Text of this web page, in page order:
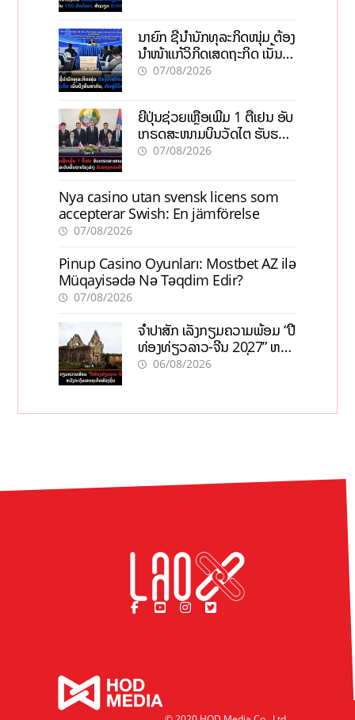
ນາຍົກ ຊີ້ນຳນັກທຸລະກິດໜຸ່ມ ຕ້ອງ
ນຳໜ້າແກ້ວິກິດເສດຖະກິດ ເນັ້ນດຶງ
ທຶນສາກົນ, ຫັນສູ່ດິຈິຕອນ
07/08/2026
ຍີ່ປຸ່ນຊ່ວຍເຫຼືອເພີ່ມ 1 ຕື້ເຢນ ອັບ
ເກຣດສະໜາມບິນວັດໄຕ ຮັບຮອງ
ການເຕີບໂຕ
07/08/2026
Nya casino utan svensk licens som
accepterar Swish: En jämförelse
07/08/2026
Pinup Casino Oyunları: Mostbet AZ ilə
Müqayisədə Nə Təqdim Edir?
07/08/2026
ຈຳປາສັກ ເລັ່ງກຽມຄວາມພ້ອມ “ປີ
ທ່ອງທ່ຽວລາວ-ຈີນ 2027” ຫວັງ
ກະຕຸ້ນເສດຖະກິດທ້ອງຖິ່ນ
06/08/2026